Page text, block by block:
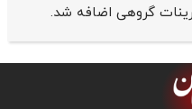
گروهی اضافه شد.